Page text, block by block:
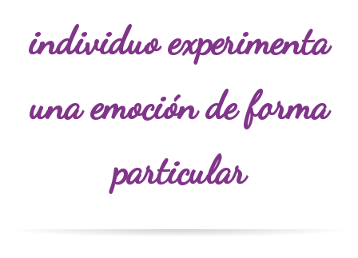
individuo experimenta
una emoción de forma
particular